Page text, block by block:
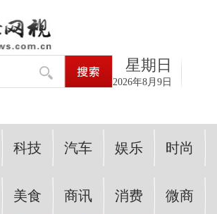
星期日
2026年8月9日
科技 汽车 娱乐 时尚
美食 商讯 消费 微商